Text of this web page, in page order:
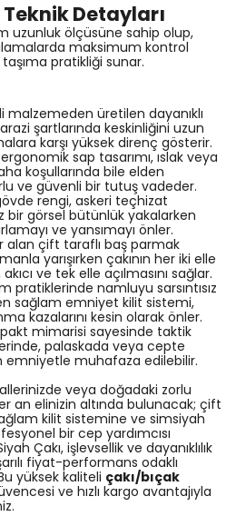
Detayları
uzunluk ölçüsüne sahip olup,
maksimum kontrol
pratikliği sunar.
malzemeden üretilen dayanıklı
şartlarında keskinliğini uzun
karşı yüksek direnç gösterir.
sap tasarımı, ıslak veya
koşullarında bile elden
ve güvenli bir tutuş vadeder.
rengi, askeri teçhizat
bir görsel bütünlük yakalarken
ve yansımayı önler.
alan çift taraflı baş parmak
yarışırken çakının her iki elle
ve tek elle açılmasını sağlar.
pratiklerinde namluyu sarsıntısız
sağlam emniyet kilit sistemi,
kazalarını kesin olarak önler.
mimarisi sayesinde taktik
palaskada veya cepte
muhafaza edilebilir.
veya doğadaki zorlu
an elinizin altında bulunacak; çift
kilit sistemine ve simsiyah
bir cep yardımcısı
Çakı, işlevsellik ve dayanıklılık
fiyat-performans odaklı
yüksek kaliteli çakı/bıçak
ve hızlı kargo avantajıyla